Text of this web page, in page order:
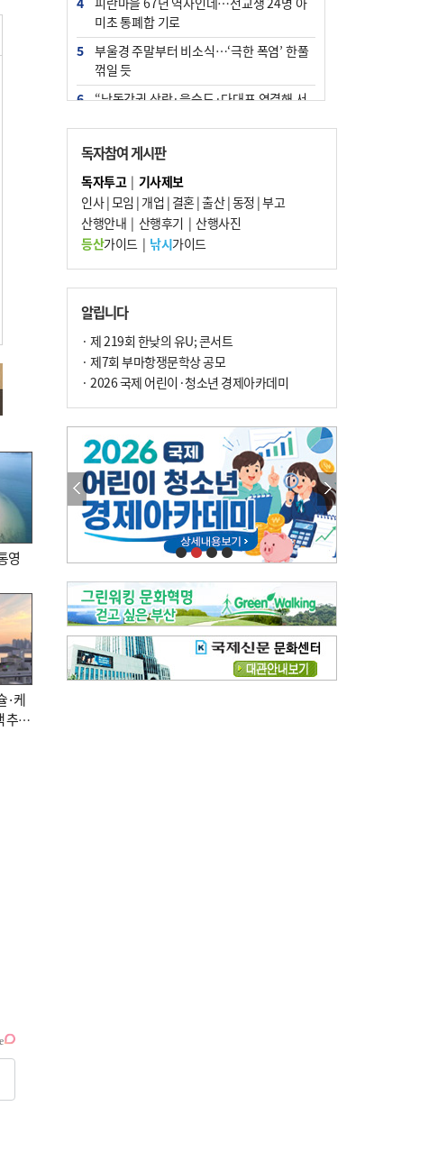
영
·케
추억
미초 통폐합 기로
5
부울경 주말부터 비소식…‘극한 폭염’ 한풀
꺾일 듯
6
“낙동강권 삼락·을숙도·다대포 연결해 서
7
오늘의 날씨- 2026년 8월 7일
8
외국인 선원 ‘인신매매 경유지’ 된 부산…
우려가 현실로
9
[사설] 해수부 신청사 북항으로 확정, 해양
수도 도약의 전환점
10 르노 못 타는 부산시장…관용차 규정에 막
힌 지역기업 응원
독자참여 게시판
독자투고| 기사제보
인사|모임 | 개업 | 결혼|출산|동정 |부고
산행안내 | 산행후기 | 산행사진
등산가이드| 낚시가이드
알립니다
· 제 219회 한낮의 유U; 콘서트
· 제7회 부마항쟁문학상 공모
· 2026 국제 어린이·청소년 경제아카데미